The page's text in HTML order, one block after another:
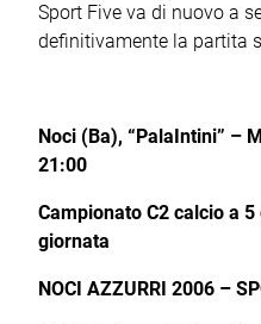
Sport Five va di nuovo a
definitivamente la partita
Noci (Ba), “PalaIntini” –
21 :00
Campionato C2 calcio a
giornata
NOCI AZZURRI 2006 –